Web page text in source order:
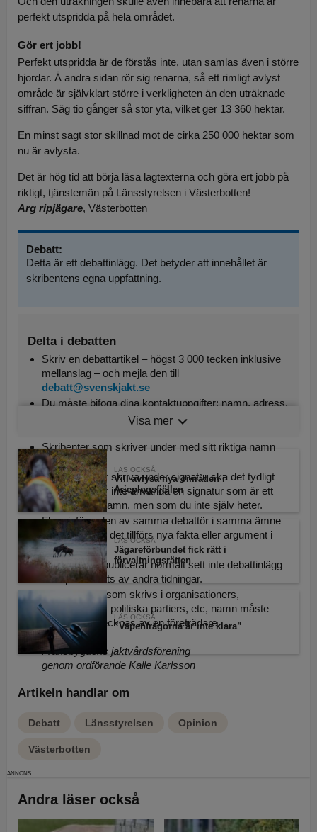
perfekt utspridda på hela området.
Gör ert jobb!
Perfekt utspridda är de förstås inte, utan samlas även i större
hjordar. Å andra sidan rör sig renarna, så ett rimligt avlyst
område är självklart större i verkligheten än den uträknade
siffran. Säg tio gånger så stor yta, vilket ger 13 360 hektar.
En minst sagt stor skillnad mot de cirka 250 000 hektar som
nu är avlysta.
Det är hög tid att börja läsa lagtexterna och göra ert jobb på
riktigt, tjänstemän på Länsstyrelsen i Västerbotten!
Arg ripjägare, Västerbotten
Debatt:
Detta är ett debattinlägg. Det betyder att innehållet är
skribentens egna uppfattning.
Delta i debatten
Skriv en debattartikel – högst 3 000 tecken inklusive
mellanslag – och mejla den till
debatt@svenskjakt.se
Du måste bifoga dina kontaktuppgifter: namn, adress,
telefonnummer. Detta eftersom redaktionen måste
Skribenter som skriver under med sitt riktiga namn
prioriteras.
Om du önskar skriva under signatur ska det tydligt
framgå. Du får inte använda en signatur som är ett
riktigt personnamn, men som du inte själv heter.
Flera införanden av samma debattör i samma ämne
är aktuella om det tillförs nya fakta eller argument i
texten.
Svensk Jakt publicerar normalt sett inte debattinlägg
som publicerats av andra tidningar.
Debattartiklar som skrivs i organisationers,
myndigheters, politiska partiers, etc, namn måste
också undertecknas av en företrädare.
Exempel:
Fransbygdens jaktvårdsförening
genom ordförande Kalle Karlsson
Visa mer
LÄS OCKSÅ
Vill avlysa nya områden i
Arjeplogsfjällen
LÄS OCKSÅ
Jägareförbundet fick rätt i
förvaltningsrätten
LÄS OCKSÅ
”Vapenfrågorna är inte klara”
Artikeln handlar om
Debatt Länsstyrelsen Opinion
Västerbotten
Andra läser också